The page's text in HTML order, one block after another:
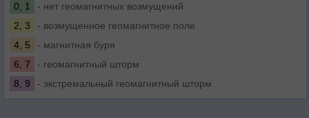
0, 1
- нет геомагнитных возмущений
2, 3
- возмущенное геомагнитное поле
4, 5
- магнитная буря
6, 7
- геомагнитный шторм
8, 9
- экстремальный геомагнитный шторм